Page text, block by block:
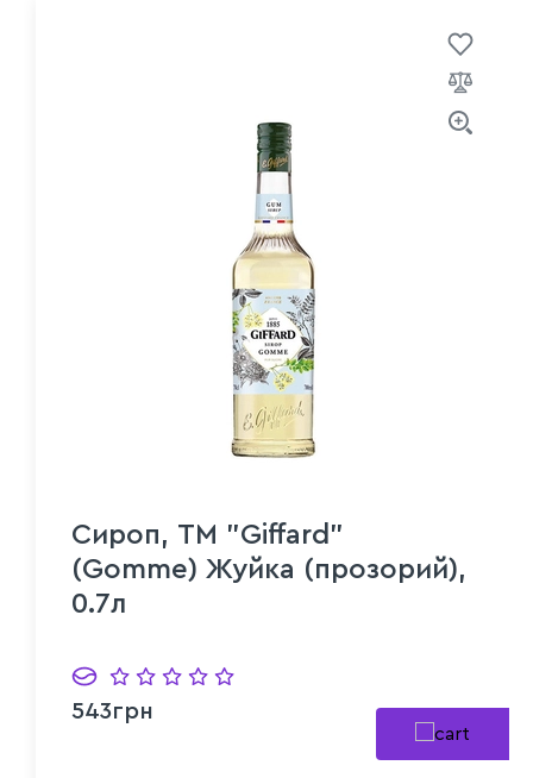
Сироп, ТМ "Giffard"
(Gomme) Жуйка (прозорий),
0.7л
543грн